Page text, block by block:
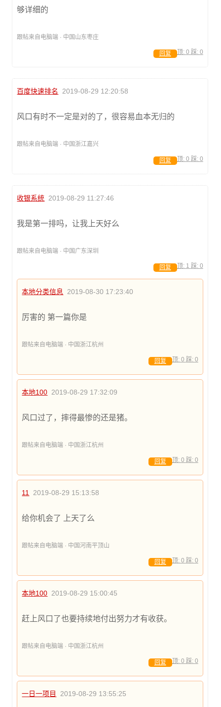
够详细的
跟帖来自电脑端 · 中国山东枣庄
顶: 0 踩: 0
回复
百度快速排名 2019-08-29 12:20:58
风口有时不一定是对的了，很容易血本无归的
跟帖来自电脑端 · 中国浙江嘉兴
顶: 0 踩: 0
回复
收银系统 2019-08-29 11:27:46
我是第一排吗，让我上天好么
跟帖来自电脑端 · 中国广东深圳
顶: 1 踩: 0
回复
本地分类信息 2019-08-30 17:23:40
厉害的 第一篇你是
跟帖来自电脑端 · 中国浙江杭州
顶: 0 踩: 0
回复
本地100 2019-08-29 17:32:09
风口过了，摔得最惨的还是猪。
跟帖来自电脑端 · 中国浙江杭州
顶: 0 踩: 0
回复
11 2019-08-29 15:13:58
给你机会了 上天了么
跟帖来自电脑端 · 中国河南平顶山
顶: 0 踩: 0
回复
本地100 2019-08-29 15:00:45
赶上风口了也要持续地付出努力才有收获。
跟帖来自电脑端 · 中国浙江杭州
顶: 0 踩: 0
回复
一日一项目 2019-08-29 13:55:25